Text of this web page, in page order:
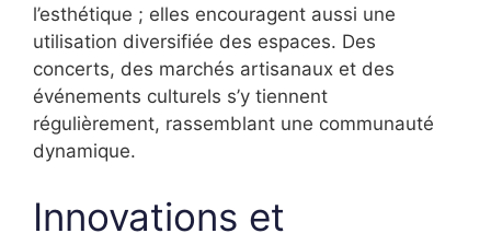
l’esthétique ; elles encouragent aussi une
utilisation diversifiée des espaces. Des
concerts, des marchés artisanaux et des
événements culturels s’y tiennent
régulièrement, rassemblant une communauté
dynamique.
Innovations et